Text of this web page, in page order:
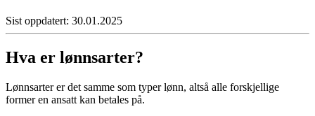
Sist oppdatert: 30.01.2025
Hva er lønnsarter?
Lønnsarter er det samme som typer lønn, altså alle forskjellige
former en ansatt kan betales på.